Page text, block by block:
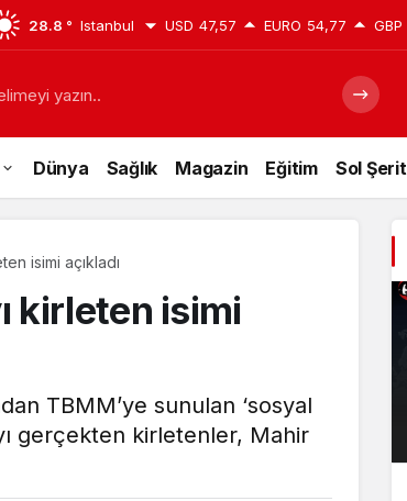
28.8 ° Istanbul USD 47,57 EURO 54,77 GBP
yazın..
Dünya Sağlık Magazin Eğitim Sol Şerit
isimi açıkladı
kirleten isimi
TBMM’ye sunulan ‘sosyal
gerçekten kirletenler, Mahir